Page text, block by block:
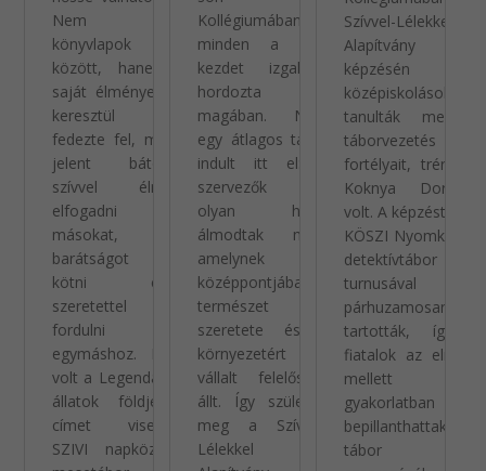
Nem
könyvlapok
között, hanem
saját élményein
keresztül
fedezte fel, mit
jelent bátor
szívvel élni,
elfogadni
másokat,
barátságot
kötni és
szeretettel
fordulni
egymáshoz. Ez
volt a Legendás
állatok földjén
címet viselő
SZIVI napközis
Kollégiumában,
minden a friss
kezdet izgalmát
hordozta
magában. Nem
egy átlagos tábor
indult itt el: a
szervezők egy
olyan hetet
álmodtak meg,
amelynek
középpontjában a
természet
szeretete és a
környezetért
vállalt felelősség
állt. Így született
meg a Szívvel-
Lélekkel
Szívvel-Lélekkel
Alapítvány idei
képzésén is
középiskolások
tanulták meg a
táborvezetés
fortélyait, trénerük
Koknya Dorottya
volt. A képzést a 24.
KÖSZI Nyomkereső
detektívtábor Mini
turnusával
párhuzamosan
tartották, így a
fiatalok az elmélet
mellett a
gyakorlatban is
bepillanthattak a
tábor